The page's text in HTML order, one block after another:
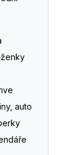
auto